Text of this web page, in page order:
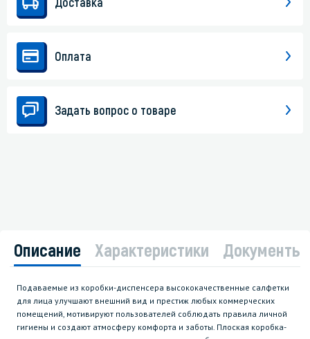
Оплата
Задать вопрос о товаре
Описание Характеристики Документы
Подаваемые из коробки-диспенсера высококачественные салфетки
для лица улучшают внешний вид и престиж любых коммерческих
помещений, мотивируют пользователей соблюдать правила личной
гигиены и создают атмосферу комфорта и заботы. Плоская коробка-